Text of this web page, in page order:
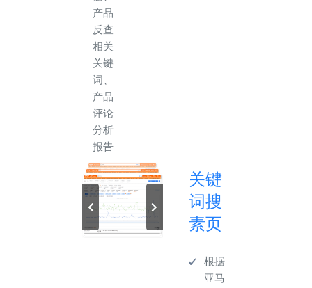
产品
反查
相关
关键
词、
产品
评论
分析
报告
关键
词搜
素页
根据
亚马